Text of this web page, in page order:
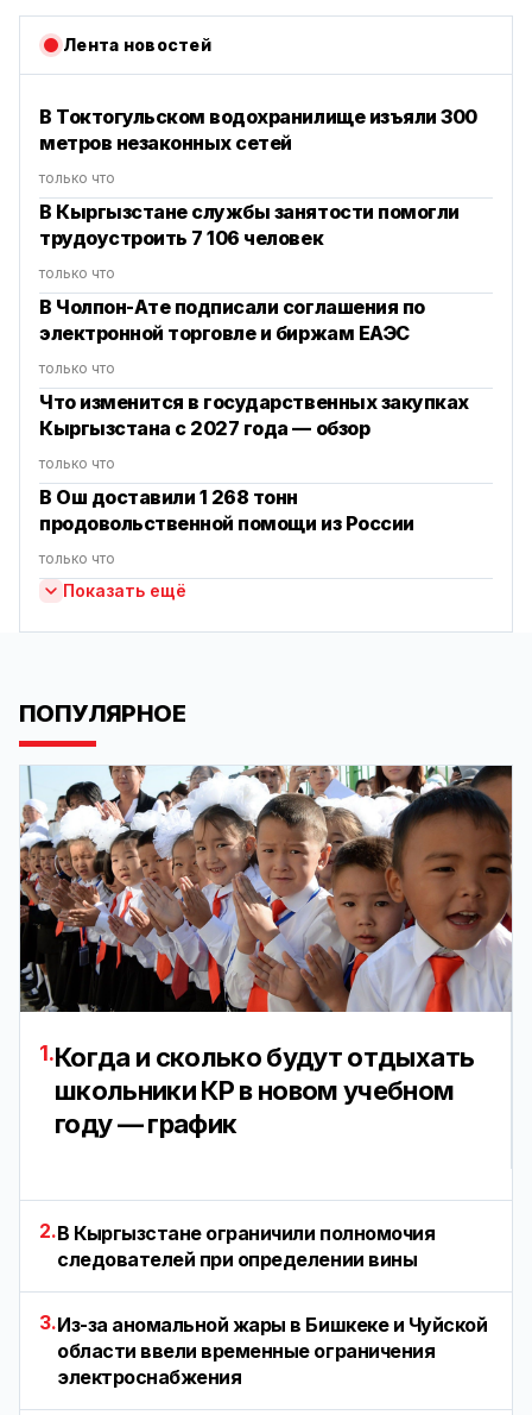
Лента новостей
В Токтогульском водохранилище изъяли 300
метров незаконных сетей
только что
В Кыргызстане службы занятости помогли
трудоустроить 7 106 человек
только что
В Чолпон-Ате подписали соглашения по
электронной торговле и биржам ЕАЭС
только что
Что изменится в государственных закупках
Кыргызстана с 2027 года — обзор
только что
В Ош доставили 1 268 тонн
продовольственной помощи из России
только что
Показать ещё
ПОПУЛЯРНОЕ
1.Когда и сколько будут отдыхать
школьники КР в новом учебном
году — график
2.В Кыргызстане ограничили полномочия
следователей при определении вины
3.Из-за аномальной жары в Бишкеке и Чуйской
области ввели временные ограничения
электроснабжения